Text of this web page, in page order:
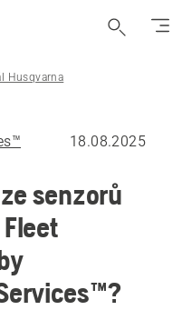
Husqvarna
18.08.2025
senzorů